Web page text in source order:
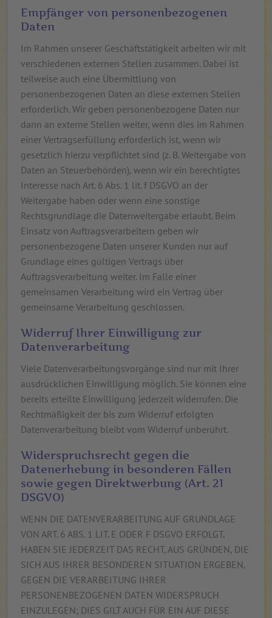
Empfänger von personenbezogenen
Daten
Im Rahmen unserer Geschäftstätigkeit arbeiten wir mit
verschiedenen externen Stellen zusammen. Dabei ist
teilweise auch eine Übermittlung von
personenbezogenen Daten an diese externen Stellen
erforderlich. Wir geben personenbezogene Daten nur
dann an externe Stellen weiter, wenn dies im Rahmen
einer Vertragserfüllung erforderlich ist, wenn wir
gesetzlich hierzu verpflichtet sind (z. B. Weitergabe von
Daten an Steuerbehörden), wenn wir ein berechtigtes
Interesse nach Art. 6 Abs. 1 lit. f DSGVO an der
Weitergabe haben oder wenn eine sonstige
Rechtsgrundlage die Datenweitergabe erlaubt. Beim
Einsatz von Auftragsverarbeitern geben wir
personenbezogene Daten unserer Kunden nur auf
Grundlage eines gültigen Vertrags über
Auftragsverarbeitung weiter. Im Falle einer
gemeinsamen Verarbeitung wird ein Vertrag über
gemeinsame Verarbeitung geschlossen.
Widerruf Ihrer Einwilligung zur
Datenverarbeitung
Viele Datenverarbeitungsvorgänge sind nur mit Ihrer
ausdrücklichen Einwilligung möglich. Sie können eine
bereits erteilte Einwilligung jederzeit widerrufen. Die
Rechtmäßigkeit der bis zum Widerruf erfolgten
Datenverarbeitung bleibt vom Widerruf unberührt.
Widerspruchsrecht gegen die
Datenerhebung in besonderen Fällen
sowie gegen Direktwerbung (Art. 21
DSGVO)
WENN DIE DATENVERARBEITUNG AUF GRUNDLAGE
VON ART. 6 ABS. 1 LIT. E ODER F DSGVO ERFOLGT,
HABEN SIE JEDERZEIT DAS RECHT, AUS GRÜNDEN, DIE
SICH AUS IHRER BESONDEREN SITUATION ERGEBEN,
GEGEN DIE VERARBEITUNG IHRER
PERSONENBEZOGENEN DATEN WIDERSPRUCH
EINZULEGEN; DIES GILT AUCH FÜR EIN AUF DIESE